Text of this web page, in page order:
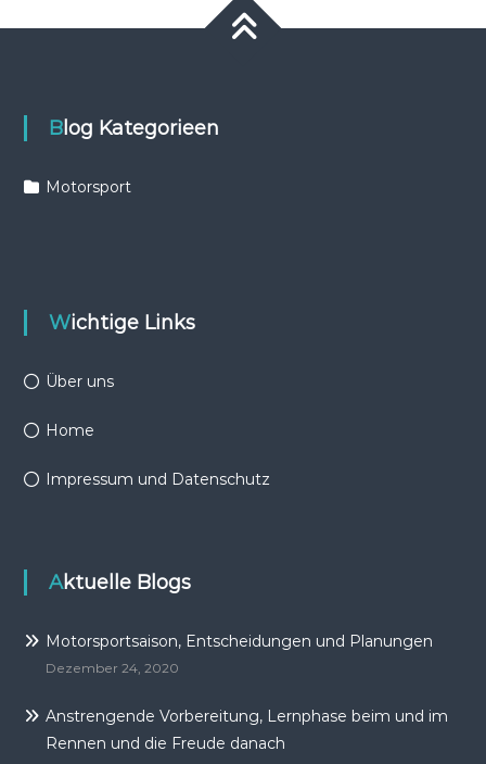
Blog Kategorieen
Motorsport
Wichtige Links
Über uns
Home
Impressum und Datenschutz
Aktuelle Blogs
Motorsportsaison, Entscheidungen und Planungen
Dezember 24, 2020
Anstrengende Vorbereitung, Lernphase beim und im
Rennen und die Freude danach